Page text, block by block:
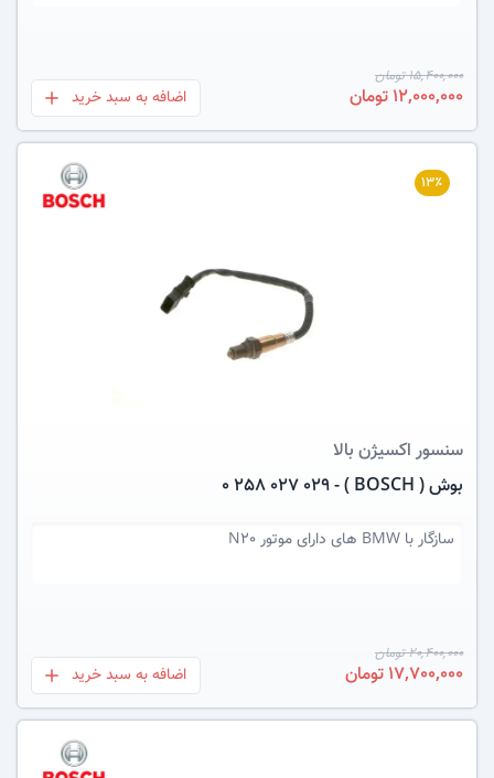
15,400,000 تومان
12,000,000 تومان بعلاوه
اضافه به سبد خرید
عکس کالا
۱۳٪
سنسور اکسیژن بالا
بوش ( BOSCH ) - 0 258 027 029
سازگار با BMW های دارای موتور N20
20,400,000 تومان
17,700,000 تومان بعلاوه
اضافه به سبد خرید